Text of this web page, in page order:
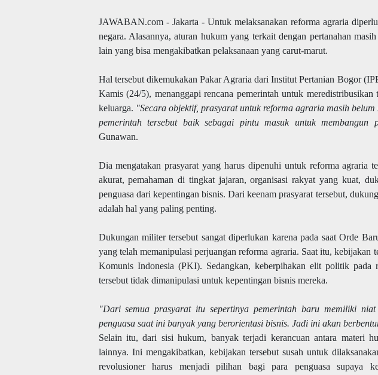
JAWABAN.com - Jakarta - Untuk melaksanakan reforma agraria
negara. Alasannya, aturan hukum yang terkait dengan pertanahan
lain yang bisa mengakibatkan pelaksanaan yang carut-marut.
Hal tersebut dikemukakan Pakar Agraria dari Institut Pertanian Bogor
Kamis (24/5), menanggapi rencana pemerintah untuk
keluarga. "Secara objektif, prasyarat untuk reforma agraria masih
pemerintah tersebut baik sebagai pintu masuk untuk membangun
Gunawan.
Dia mengatakan prasyarat yang harus dipenuhi untuk reforma agraria
akurat, pemahaman di tingkat jajaran, organisasi rakyat yang kuat,
penguasa dari kepentingan bisnis. Dari keenam prasyarat tersebut,
adalah hal yang paling penting.
Dukungan militer tersebut sangat diperlukan karena pada saat Orde
yang telah memanipulasi perjuangan reforma agraria. Saat itu, kebijakan
Komunis Indonesia (PKI). Sedangkan, keberpihakan elit politik pada
tersebut tidak dimanipulasi untuk kepentingan bisnis mereka.
"Dari semua prasyarat itu sepertinya pemerintah baru memiliki
penguasa saat ini banyak yang berorientasi bisnis. Jadi ini akan
Selain itu, dari sisi hukum, banyak terjadi kerancuan antara materi
lainnya. Ini mengakibatkan, kebijakan tersebut susah untuk
revolusioner harus menjadi pilihan bagi para penguasa supaya